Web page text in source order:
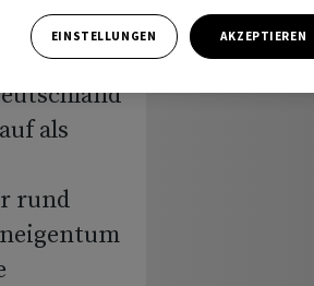
als
rund
EINSTELLUNGEN AKZEPTIEREN